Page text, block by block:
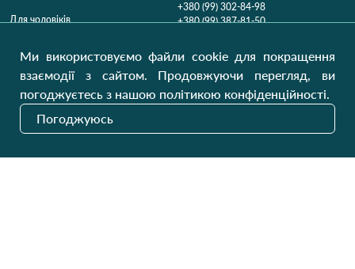
Для чоловіків
Домашній текстиль
+380 (99) 302-84-98
+380 (99) 387-81-50
Пн-Пт9:00 - 16:00
НДВихідний
Наші оновлення
Ми використовуємо файли cookie для покращення
взаємодії з сайтом. Продовжуючи перегляд, ви
погоджуєтесь з нашою політикою конфіденційності.
Погоджуюсь